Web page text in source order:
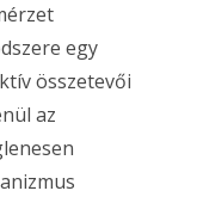
egy
összetevői
az